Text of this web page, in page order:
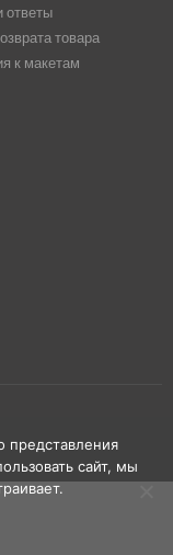
ответы
товара
к макетам
представления
сайт, мы